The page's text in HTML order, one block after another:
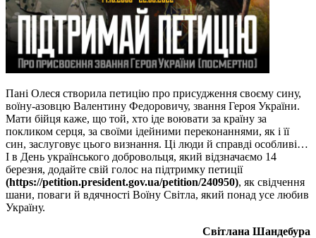
Пані Олеся створила петицію про присудження своєму сину,
воїну-азовцю Валентину Федоровичу, звання Героя України.
Мати бійця каже, що той, хто іде воювати за країну за
покликом серця, за своїми ідейними переконаннями, як і її
син, заслуговує цього визнання. Ці люди й справді особливі…
І в День українського добровольця, який відзначаємо 14
березня, додайте свій голос на підтримку петиції
(https://petition.president.gov.ua/petition/240950), як свідчення
шани, поваги й вдячності Воїну Світла, який понад усе любив
Україну.
Світлана Шандебура